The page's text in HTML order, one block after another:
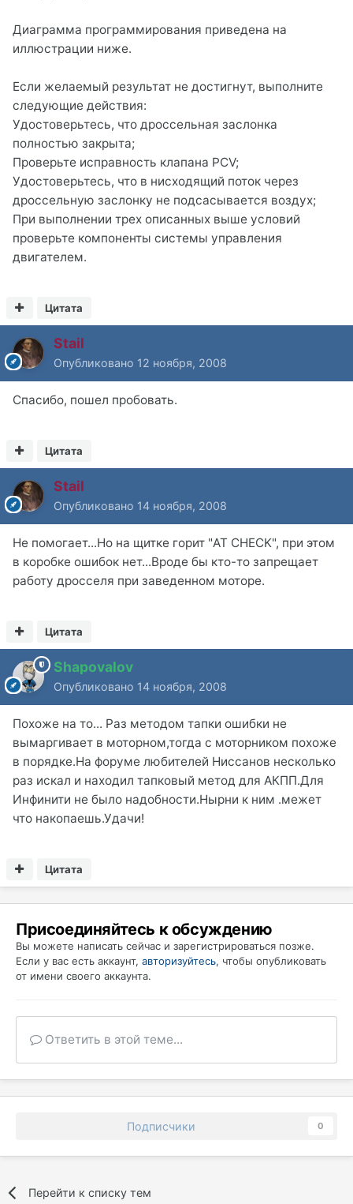
Диаграмма программирования приведена на
иллюстрации ниже.
Если желаемый результат не достигнут, выполните
следующие действия:
Удостоверьтесь, что дроссельная заслонка
полностью закрыта;
Проверьте исправность клапана PCV;
Удостоверьтесь, что в нисходящий поток через
дроссельную заслонку не подсасывается воздух;
При выполнении трех описанных выше условий
проверьте компоненты системы управления
двигателем.
Цитата
Stail
Опубликовано 12 ноября, 2008
Спасибо, пошел пробовать.
Цитата
Stail
Опубликовано 14 ноября, 2008
Не помогает...Но на щитке горит "AT CHECK", при этом
в коробке ошибок нет...Вроде бы кто-то запрещает
работу дросселя при заведенном моторе.
Цитата
Shapovalov
Опубликовано 14 ноября, 2008
Похоже на то... Раз методом тапки ошибки не
вымаргивает в моторном,тогда с моторником похоже
в порядке.На форуме любителей Ниссанов несколько
раз искал и находил тапковый метод для АКПП.Для
Инфинити не было надобности.Нырни к ним .межет
что накопаешь.Удачи!
Цитата
Присоединяйтесь к обсуждению
Вы можете написать сейчас и зарегистрироваться позже.
Если у вас есть аккаунт, авторизуйтесь, чтобы опубликовать
от имени своего аккаунта.
Ответить в этой теме...
Подписчики 0
Перейти к списку тем